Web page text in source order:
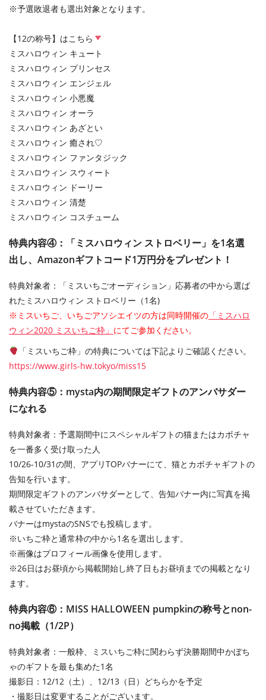
※予選敗退者も選出対象となります。
【12の称号】はこちら
ミスハロウィン キュート
ミスハロウィン プリンセス
ミスハロウィン エンジェル
ミスハロウィン 小悪魔
ミスハロウィン オーラ
ミスハロウィン あざとい
ミスハロウィン 癒され♡
ミスハロウィン ファンタジック
ミスハロウィン スウィート
ミスハロウィン ドーリー
ミスハロウィン 清楚
ミスハロウィン コスチューム
特典内容④：「ミスハロウィン ストロベリー」を1名選
出し、Amazonギフトコード1万円分をプレゼント！
特典対象者：「ミスいちごオーディション」応募者の中から選ば
れたミスハロウィン ストロベリー（1名)
※ミスいちご、いちごアソシエイツの方は同時開催の 「ミスハロ
ウィン2020 ミスいちご枠」 にてご参加ください。
「ミスいちご枠」の特典については下記よりご確認ください。
https://www.girls-hw.tokyo/miss15
特典内容⑤：mysta内の期間限定ギフトのアンバサダー
になれる
特典対象者：予選期間中にスペシャルギフトの猫またはカボチャ
を一番多く受け取った人
10/26-10/31の間、アプリTOPバナーにて、猫とカボチャギフトの
告知を行います。
期間限定ギフトのアンバサダーとして、告知バナー内に写真を掲
載させていただきます。
バナーはmystaのSNSでも投稿します。
※いちご枠と通常枠の中から1名を選出します。
※画像はプロフィール画像を使用します。
※26日はお昼頃から掲載開始し終了日もお昼頃までの掲載となり
ます。
特典内容⑥：MISS HALLOWEEN pumpkinの称号とnon-
no掲載（1/2P）
特典対象者：一般枠、ミスいちご枠に関わらず決勝期間中かぼち
ゃのギフトを最も集めた1名
撮影日：12/12（土）、12/13（日）どちらかを予定
・撮影日は変更することがございます。